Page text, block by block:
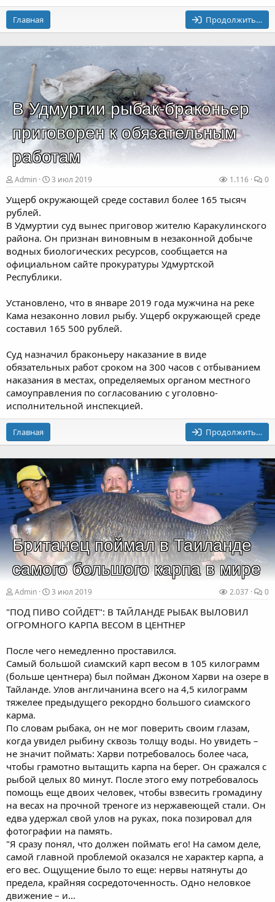
Главная Продолжить…
В Удмуртии рыбак-браконьер
приговорен к обязательным
работам
Admin 3 июл 2019 1.116 0
Ущерб окружающей среде составил более 165 тысяч
рублей.
В Удмуртии суд вынес приговор жителю Каракулинского
района. Он признан виновным в незаконной добыче
водных биологических ресурсов, сообщается на
официальном сайте прокуратуры Удмуртской
Республики.
Установлено, что в январе 2019 года мужчина на реке
Кама незаконно ловил рыбу. Ущерб окружающей среде
составил 165 500 рублей.
Суд назначил браконьеру наказание в виде
обязательных работ сроком на 300 часов с отбыванием
наказания в местах, определяемых органом местного
самоуправления по согласованию с уголовно-
исполнительной инспекцией.
Главная Продолжить…
Британец поймал в Таиланде
самого большого карпа в мире
Admin 3 июл 2019 2.037 0
"ПОД ПИВО СОЙДЕТ": В ТАЙЛАНДЕ РЫБАК ВЫЛОВИЛ
ОГРОМНОГО КАРПА ВЕСОМ В ЦЕНТНЕР
После чего немедленно проставился.
Самый большой сиамский карп весом в 105 килограмм
(больше центнера) был пойман Джоном Харви на озере в
Тайланде. Улов англичанина всего на 4,5 килограмм
тяжелее предыдущего рекордно большого сиамского
карма.
По словам рыбака, он не мог поверить своим глазам,
когда увидел рыбину сквозь толщу воды. Но увидеть –
не значит поймать: Харви потребовалось более часа,
чтобы грамотно вытащить карпа на берег. Он сражался с
рыбой целых 80 минут. После этого ему потребовалось
помощь еще двоих человек, чтобы взвесить громадину
на весах на прочной треноге из нержавеющей стали. Он
едва удержал свой улов на руках, пока позировал для
фотографии на память.
"Я сразу понял, что должен поймать его! На самом деле,
самой главной проблемой оказался не характер карпа, а
его вес. Ощущение было то еще: нервы натянуты до
предела, крайняя сосредоточенность. Одно неловкое
движение – и...